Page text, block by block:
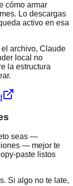
cómo armar
Lo descargas
activo en esa
archivo, Claude
local no
la estructura
seas —
— mejor te
paste listos
Si algo no te late,